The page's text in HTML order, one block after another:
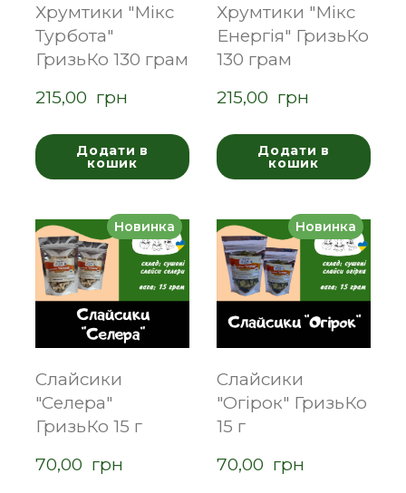
Хрумтики "Мікс
Турбота"
ГризьКо 130 грам
215,00  грн
Додати в
кошик
Хрумтики "Мікс
Енергія" ГризьКо
130 грам
215,00  грн
Додати в
кошик
Новинка
Слайсики
"Селера"
ГризьКо 15 г
70,00  грн
Новинка
Слайсики
"Огірок" ГризьКо
15 г
70,00  грн